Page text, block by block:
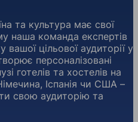
та культура має свої
наша команда експертів
цільової аудиторії у
персоналізовані
готелів та хостелів на
Іспанія чи США –
свою аудиторію та